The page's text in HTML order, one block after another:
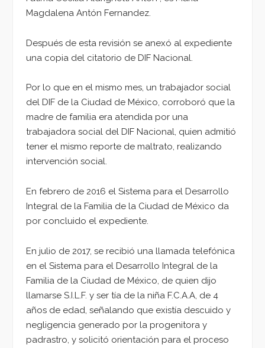
Magdalena Antón Fernandez.
Después de esta revisión se anexó al expediente
una copia del citatorio de DIF Nacional.
Por lo que en el mismo mes, un trabajador social
del DIF de la Ciudad de México, corroboró que la
madre de familia era atendida por una
trabajadora social del DIF Nacional, quien admitió
tener el mismo reporte de maltrato, realizando
intervención social.
En febrero de 2016 el Sistema para el Desarrollo
Integral de la Familia de la Ciudad de México da
por concluido el expediente.
En julio de 2017, se recibió una llamada telefónica
en el Sistema para el Desarrollo Integral de la
Familia de la Ciudad de México, de quien dijo
llamarse S.I.L.F. y ser tía de la niña F.C.A.A, de 4
años de edad, señalando que existía descuido y
negligencia generado por la progenitora y
padrastro, y solicitó orientación para el proceso